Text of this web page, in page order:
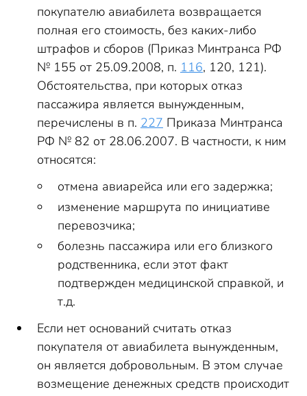
покупателю авиабилета возвращается
полная его стоимость, без каких-либо
штрафов и сборов (Приказ Минтранса РФ
№ 155 от 25.09.2008, п. 116, 120, 121).
Обстоятельства, при которых отказ
пассажира является вынужденным,
перечислены в п. 227 Приказа Минтранса
РФ № 82 от 28.06.2007. В частности, к ним
относятся:
отмена авиарейса или его задержка;
изменение маршрута по инициативе
перевозчика;
болезнь пассажира или его близкого
родственника, если этот факт
подтвержден медицинской справкой, и
т.д.
Если нет оснований считать отказ
покупателя от авиабилета вынужденным,
он является добровольным. В этом случае
возмещение денежных средств происходит